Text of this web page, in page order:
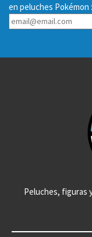
en peluches Pokémon
Peluches, figuras